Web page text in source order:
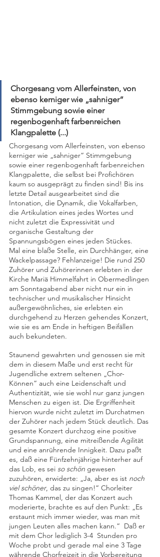
Chorgesang vom Allerfeinsten, von
ebenso kerniger wie „sahniger“
Stimmgebung sowie einer
regenbogenhaft farbenreichen
Klangpalette (...)
Chorgesang vom Allerfeinsten, von ebenso
kerniger wie „sahniger“ Stimmgebung
sowie einer regenbogenhaft farbenreichen
Klangpalette, die selbst bei Profichören
kaum so ausgeprägt zu finden sind! Bis ins
letzte Detail ausgearbeitet sind die
Intonation, die Dynamik, die Vokalfarben,
die Artikulation eines jedes Wortes und
nicht zuletzt die Expressivität und
organische Gestaltung der
Spannungsbögen eines jeden Stückes.
Mal eine blaße Stelle, ein Durchhänger, eine
Wackelpassage? Fehlanzeige! Die rund 250
Zuhörer und Zuhörerinnen erlebten in der
Kirche Mariä Himmelfahrt in Obermedlingen
am Sonntagabend aber nicht nur ein in
technischer und musikalischer Hinsicht
außergewöhnliches, sie erlebten ein
durchgehend zu Herzen gehendes Konzert,
wie sie es am Ende in heftigen Beifällen
auch bekundeten.
Staunend gewahrten und genossen sie mit
dem in diesem Maße und erst recht für
Jugendliche extrem seltenen „Chor-
Können“ auch eine Leidenschaft und
Authentizität, wie sie wohl nur ganz jungen
Menschen zu eigen ist. Die Ergriffenheit
hiervon wurde nicht zuletzt im Durchatmen
der Zuhörer nach jedem Stück deutlich. Das
gesamte Konzert durchzog eine positive
Grundspannung, eine mitreißende Agilität
und eine anrührende Innigkeit. Dazu paßt
es, daß eine Fünfzehnjährige hinterher auf
das Lob, es sei so schön gewesen
zuzuhören, erwiderte: „Ja, aber es ist noch
viel schöner, das zu singen!“ Chorleiter
Thomas Kammel, der das Konzert auch
moderierte, brachte es auf den Punkt: „Es
erstaunt mich immer wieder, was man mit
jungen Leuten alles machen kann.“  Daß er
mit dem Chor lediglich 3-4  Stunden pro
Woche probt und gerade mal eine 3 Tage
währende Chorfreizeit in die Vorbereitung